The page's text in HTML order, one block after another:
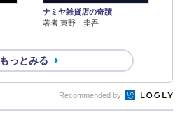
ナミヤ雑貨店の奇蹟
著者 東野 圭吾
もっとみる
Recommended by